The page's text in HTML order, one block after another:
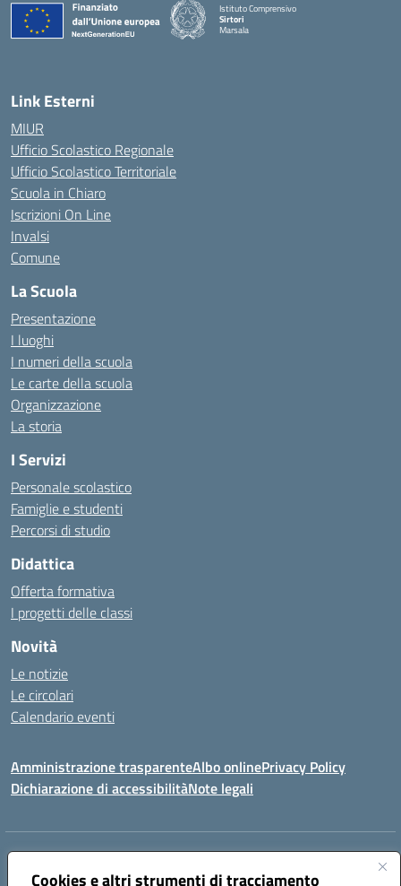
Cookies e altri strumenti di tracciamento
Istituto Comprensivo
Sirtori
Marsala
Link Esterni
MIUR
Ufficio Scolastico Regionale
Ufficio Scolastico Territoriale
Scuola in Chiaro
Iscrizioni On Line
Invalsi
Comune
La Scuola
Presentazione
I luoghi
I numeri della scuola
Le carte della scuola
Organizzazione
La storia
I Servizi
Personale scolastico
Famiglie e studenti
Percorsi di studio
Didattica
Offerta formativa
I progetti delle classi
Novità
Le notizie
Le circolari
Calendario eventi
Amministrazione trasparenteAlbo onlinePrivacy Policy
Dichiarazione di accessibilitàNote legali
Indirizzo:
Centralino:0923993485 Email:tpic84500v@istruzione.it